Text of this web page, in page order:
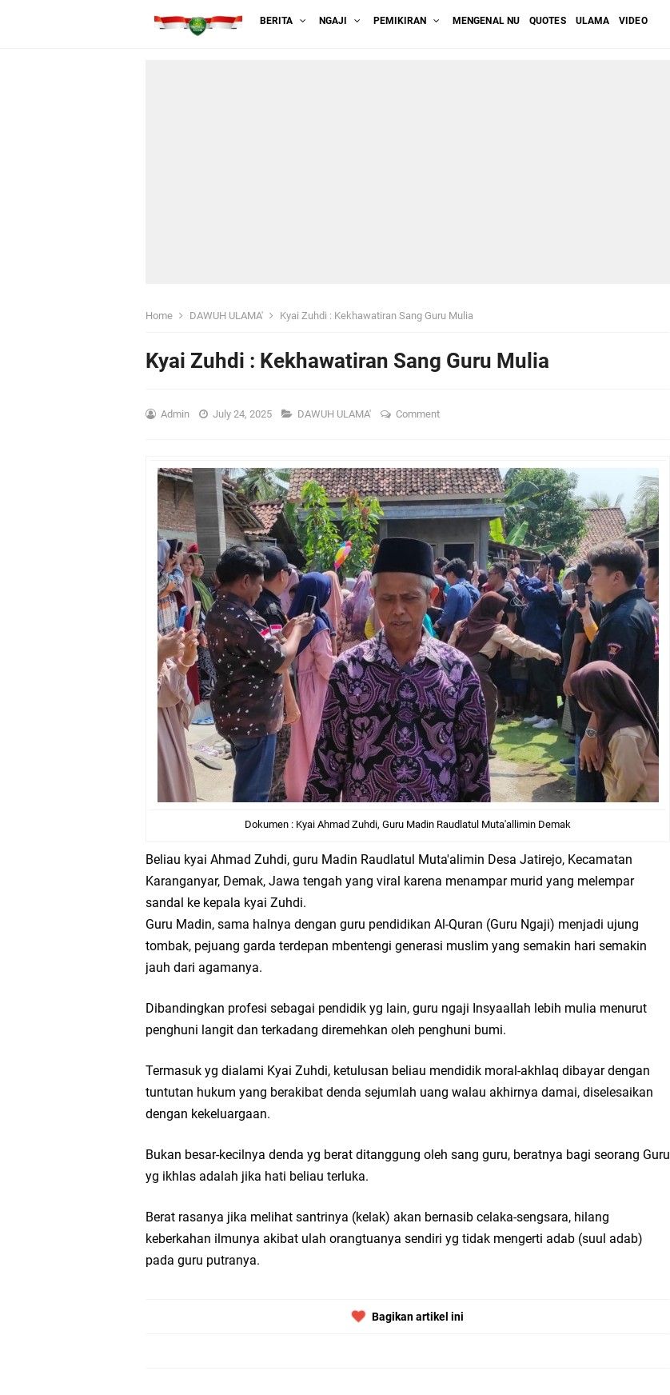
BERITA NGAJI PEMIKIRAN MENGENAL NU QUOTES ULAMA VIDEO
Home DAWUH ULAMA' Kyai Zuhdi : Kekhawatiran Sang Guru Mulia
Kyai Zuhdi : Kekhawatiran Sang Guru Mulia
Admin July 24, 2025 DAWUH ULAMA' Comment
Dokumen : Kyai Ahmad Zuhdi, Guru Madin Raudlatul Muta'allimin Demak
Beliau kyai Ahmad Zuhdi, guru Madin Raudlatul Muta'alimin Desa Jatirejo, Kecamatan
Karanganyar, Demak, Jawa tengah yang viral karena menampar murid yang melempar
sandal ke kepala kyai Zuhdi.
Guru Madin, sama halnya dengan guru pendidikan Al-Quran (Guru Ngaji) menjadi ujung
tombak, pejuang garda terdepan mbentengi generasi muslim yang semakin hari semakin
jauh dari agamanya.
Dibandingkan profesi sebagai pendidik yg lain, guru ngaji Insyaallah lebih mulia menurut
penghuni langit dan terkadang diremehkan oleh penghuni bumi.
Termasuk yg dialami Kyai Zuhdi, ketulusan beliau mendidik moral-akhlaq dibayar dengan
tuntutan hukum yang berakibat denda sejumlah uang walau akhirnya damai, diselesaikan
dengan kekeluargaan.
Bukan besar-kecilnya denda yg berat ditanggung oleh sang guru, beratnya bagi seorang Guru
yg ikhlas adalah jika hati beliau terluka.
Berat rasanya jika melihat santrinya (kelak) akan bernasib celaka-sengsara, hilang
keberkahan ilmunya akibat ulah orangtuanya sendiri yg tidak mengerti adab (suul adab)
pada guru putranya.
Bagikan artikel ini